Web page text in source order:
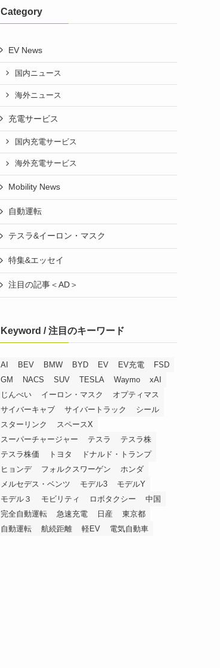
Category
EV News
国内ニュース
海外ニュース
充電サービス
国内充電サービス
海外充電サービス
Mobility News
自動運転
テスラ&イーロン・マスク
特集&エッセイ
注目の記事＜AD＞
Keyword / 注目のキーワード
AI BEV BMW BYD EV EV充電
FSD
GM
NACS SUV TESLA Waymo
xAI
じんべい
イーロン・マスク
オプティマス
サイバーキャブ
サイバートラック
シール
スターリンク
スペースX
スーパーチャージャー
テスラ
テスラ株
テスラ株価
トヨタ
ドナルド・トランプ
ヒョンデ
フォルクスワーゲン
ホンダ
メルセデス・ベンツ
モデル3
モデルY
モデル３
モビリティ ロボタクシー
中国
完全自動運転
急速充電 日産
東京都
自動運転
航続距離 軽EV 電気自動車